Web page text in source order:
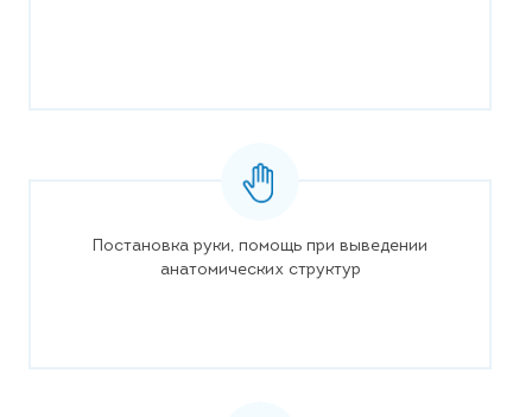
Постановка руки, помощь при выведении
анатомических структур